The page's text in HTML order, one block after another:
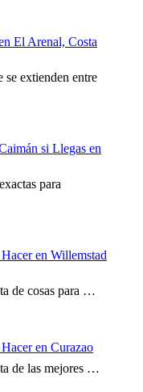
El Arenal, Costa
se extienden entre
si Llegas en
para
en Willemstad
de cosas para …
en Curazao
de las mejores …